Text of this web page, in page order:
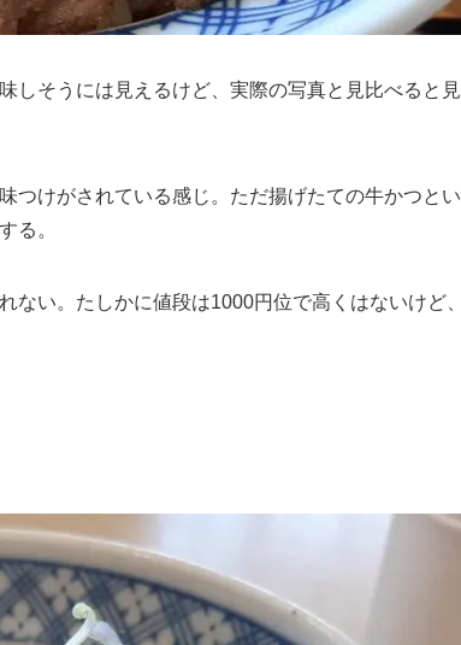
しそうには見えるけど、実際の写真と見比べると見
つけがされている感じ。ただ揚げたての牛かつとい
る。
い。たしかに値段は1000円位で高くはないけど、